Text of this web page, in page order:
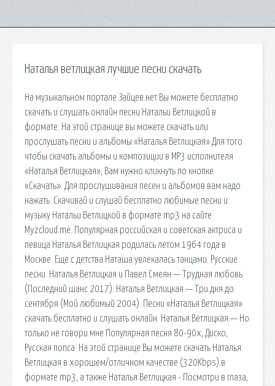
Наталья ветлицкая лучшие песни скачать
На музыкальном портале Зайцев.нет Вы можете бесплатно
скачать и слушать онлайн песни Натальи Ветлицкой в
формате. На этой странице вы можете скачать или
прослушать песни и альбомы «Наталья Ветлицкая» Для того
чтобы скачать альбомы и композиции в MP3 исполнителя
«Наталья Ветлицкая», Вам нужно кликнуть по кнопке
«Скачать». Для прослушивания песен и альбомов вам надо
нажать. Скачивай и слушай бесплатно любимые песни и
музыку Натальи Ветлицкой в формате mp3 на сайте
Myzcloud.me. Популярная российская и советская актриса и
певица Наталья Ветлицкая родилась летом 1964 года в
Москве. Еще с детства Наташа увлекалась танцами. Русские
песни. Наталья Ветлицкая и Павел Смеян — Трудная любовь
(Последний шанс 2017). Наталья Ветлицкая — Три дня до
сентября (Мой любимый 2004). Песни «Наталья Ветлицкая»
скачать бесплатно и слушать онлайн. Наталья Ветлицкая — Но
только не говори мне Популярная песня 80-90х, Диско,
Русская попса. На этой странице Вы можете скачать Наталья
Ветлицкая в хорошем/отличном качестве (320Kbps) в
формате mp3, а также Наталья Ветлицкая - Посмотри в глаза,